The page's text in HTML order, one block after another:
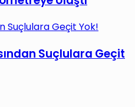
Suçlulara Geçit Yok!
Suçlulara Geçit